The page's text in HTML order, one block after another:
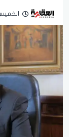
الخميس 09 يوليو 2026 | 01:06